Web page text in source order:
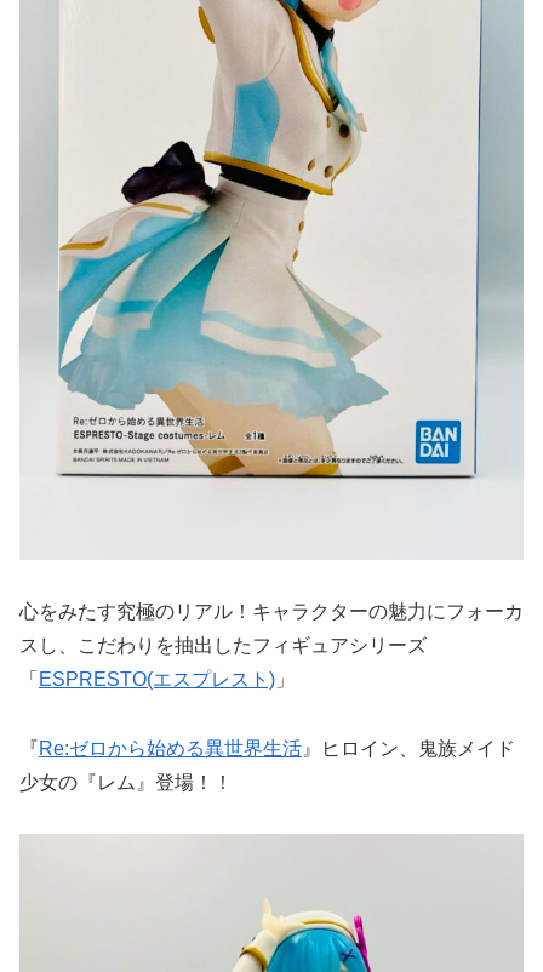
心をみたす究極のリアル！キャラクターの魅力にフォーカ
スし、こだわりを抽出したフィギュアシリーズ
「 ESPRESTO(エスプレスト) 」
『Re:ゼロから始める異世界生活 』ヒロイン、鬼族メイド
少女の『レム』登場！！